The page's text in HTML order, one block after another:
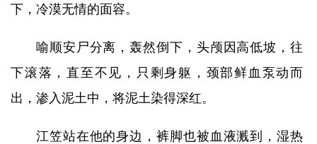
下，冷漠无情的面容。
喻顺安尸分离，轰然倒下，头颅因高低坡，往
下滚落，直至不见，只剩身躯，颈部鲜血泵动而
出，渗入泥土中，将泥土染得深红。
江笠站在他的身边，裤脚也被血液溅到，湿热